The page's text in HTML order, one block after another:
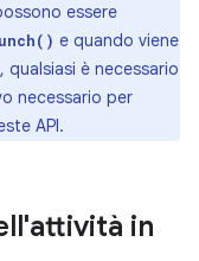
essere
e quando viene
, qualsiasi è necessario
necessario per
API.
in